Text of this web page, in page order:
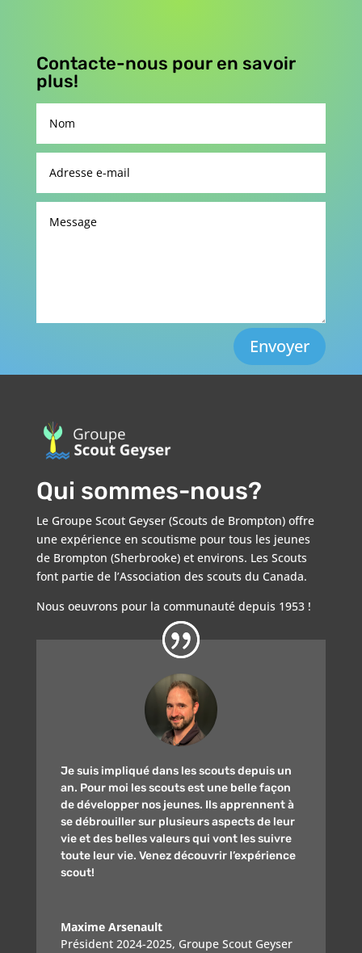
Contacte-nous pour en savoir
plus!
Envoyer
Qui sommes-nous?
Le Groupe Scout Geyser (Scouts de Brompton) offre
une expérience en scoutisme pour tous les jeunes
de Brompton (Sherbrooke) et environs. Les Scouts
font partie de l’Association des scouts du Canada.
Nous oeuvrons pour la communauté depuis 1953 !
Je suis impliqué dans les scouts depuis un
an. Pour moi les scouts est une belle façon
de développer nos jeunes. Ils apprennent à
se débrouiller sur plusieurs aspects de leur
vie et des belles valeurs qui vont les suivre
toute leur vie. Venez découvrir l’expérience
scout!
Maxime Arsenault
Président 2024-2025, Groupe Scout Geyser